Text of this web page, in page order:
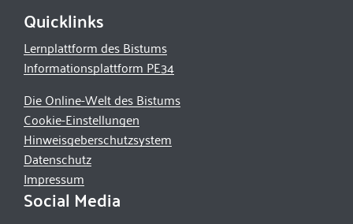
Quicklinks
Lernplattform des Bistums
Informationsplattform PE34
Die Online-Welt des Bistums
Cookie-Einstellungen
Hinweisgeberschutzsystem
Datenschutz
Impressum
Social Media